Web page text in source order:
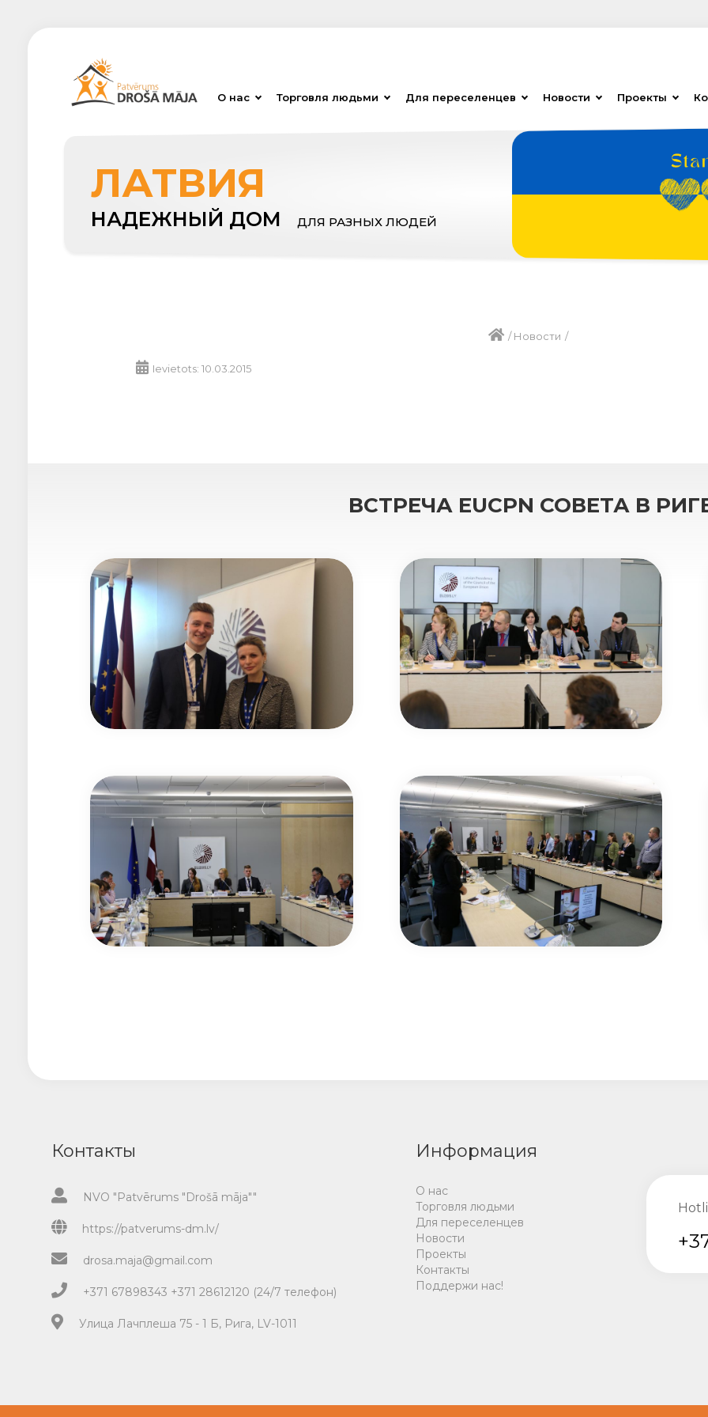
О нас Торговля людьми Для переселенцев Новости Проекты
ЛАТВИЯ
НАДЕЖНЫЙ ДОМ ДЛЯ РАЗНЫХ ЛЮДЕЙ
/Новости /
Ievietots: 10.03.2015
ВСТРЕЧА EUCPN СОВЕТА В
Контакты
NVO "Patvērums "Drošā māja""
https://patverums-dm.lv/
drosa.maja@gmail.com
+371 67898343 +371 28612120 (24/7 телефон)
Улица Лачплеша 75 - 1 Б, Рига, LV-1011
Информация
О нас
Торговля людьми
Для переселенцев
Новости
Проекты
Контакты
Поддержи нас!